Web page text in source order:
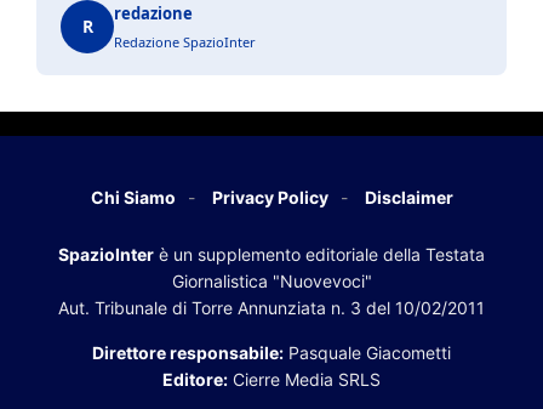
R
redazione
Redazione SpazioInter
Chi Siamo Privacy Policy Disclaimer
SpazioInter è un supplemento editoriale della Testata
Giornalistica "Nuovevoci"
Aut. Tribunale di Torre Annunziata n. 3 del 10/02/2011
Direttore responsabile: Pasquale Giacometti
Editore: Cierre Media SRLS